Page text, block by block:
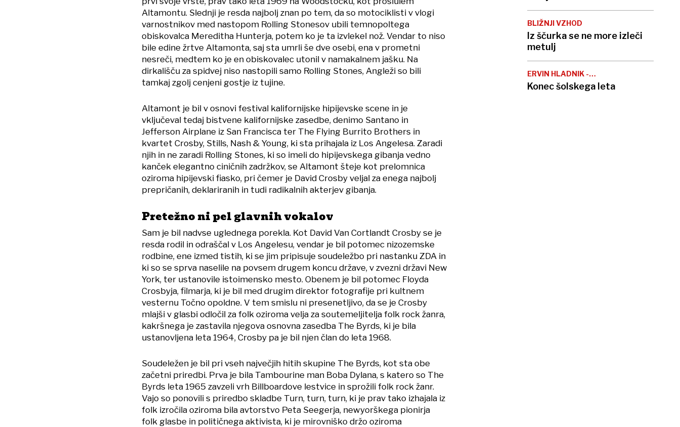
Altamontu. Slednji je resda najbolj znan po tem, da so motociklisti v vlogi
varnostnikov med nastopom Rolling Stonesov ubili temnopoltega
obiskovalca Mereditha Hunterja, potem ko je ta izvlekel nož. Vendar to niso
bile edine žrtve Altamonta, saj sta umrli še dve osebi, ena v prometni
nesreči, medtem ko je en obiskovalec utonil v namakalnem jašku. Na
dirkališču za spidvej niso nastopili samo Rolling Stones, Angleži so bili
tamkaj zgolj cenjeni gostje iz tujine.
Altamont je bil v osnovi festival kalifornijske hipijevske scene in je
vključeval tedaj bistvene kalifornijske zasedbe, denimo Santano in
Jefferson Airplane iz San Francisca ter The Flying Burrito Brothers in
kvartet Crosby, Stills, Nash & Young, ki sta prihajala iz Los Angelesa. Zaradi
njih in ne zaradi Rolling Stones, ki so imeli do hipijevskega gibanja vedno
kanček elegantno ciničnih zadržkov, se Altamont šteje kot prelomnica
oziroma hipijevski fiasko, pri čemer je David Crosby veljal za enega najbolj
prepričanih, deklariranih in tudi radikalnih akterjev gibanja.
Pretežno ni pel glavnih vokalov
Sam je bil nadvse uglednega porekla. Kot David Van Cortlandt Crosby se je
resda rodil in odraščal v Los Angelesu, vendar je bil potomec nizozemske
rodbine, ene izmed tistih, ki se jim pripisuje soudeležbo pri nastanku ZDA in
ki so se sprva naselile na povsem drugem koncu države, v zvezni državi New
York, ter ustanovile istoimensko mesto. Obenem je bil potomec Floyda
Crosbyja, filmarja, ki je bil med drugim direktor fotografije pri kultnem
vesternu Točno opoldne. V tem smislu ni presenetljivo, da se je Crosby
mlajši v glasbi odločil za folk oziroma velja za soutemeljitelja folk rock žanra,
kakršnega je zastavila njegova osnovna zasedba The Byrds, ki je bila
ustanovljena leta 1964, Crosby pa je bil njen član do leta 1968.
Soudeležen je bil pri vseh največjih hitih skupine The Byrds, kot sta obe
začetni priredbi. Prva je bila Tambourine man Boba Dylana, s katero so The
Byrds leta 1965 zavzeli vrh Billboardove lestvice in sprožili folk rock žanr.
Vajo so ponovili s priredbo skladbe Turn, turn, turn, ki je prav tako izhajala iz
folk izročila oziroma bila avtorstvo Peta Seegerja, newyorškega pionirja
folk glasbe in političnega aktivista, ki je mirovniško držo oziroma
BLIŽNJI VZHOD
Iz ščurka se ne more izleči
metulj
ERVIN HLADNIK -
MILHARČIČ
Konec šolskega leta